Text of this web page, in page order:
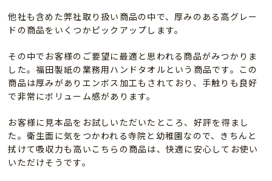
他社も含めた弊社取り扱い商品の中で、厚みのある高グレー
ドの商品をいくつかピックアップします。
その中でお客様のご要望に最適と思われる商品がみつかりま
した。福田製紙の業務用ハンドタオルという商品です。この
商品は厚みがありエンボス加工もされており、手触りも良好
で非常にボリューム感があります。
お客様に見本品をお試しいただいたところ、好評を得まし
た。衛生面に気をつかわれる寺院と幼稚園なので、きちんと
拭けて吸収力も高いこちらの商品は、快適に安心してお使い
いただけそうです。